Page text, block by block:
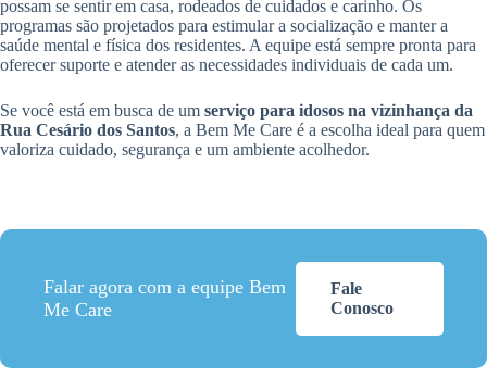
possam se sentir em casa, rodeados de cuidados e carinho. Os
programas são projetados para estimular a socialização e manter a
saúde mental e física dos residentes. A equipe está sempre pronta para
oferecer suporte e atender as necessidades individuais de cada um.
Se você está em busca de um serviço para idosos na vizinhança da
Rua Cesário dos Santos, a Bem Me Care é a escolha ideal para quem
valoriza cuidado, segurança e um ambiente acolhedor.
Falar agora com a equipe Bem
Me Care
Fale
Conosco